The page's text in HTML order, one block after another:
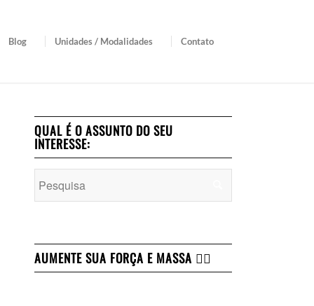
Blog Unidades / Modalidades Contato
QUAL É O ASSUNTO DO SEU
INTERESSE:
AUMENTE SUA FORÇA E MASSA 👇🏻